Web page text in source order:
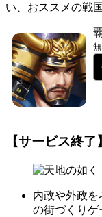
い、おススメの戦
【サービス終了
内政や外政
の街づくりゲ